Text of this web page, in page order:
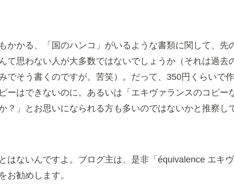
かかる、「国のハンコ」がいるような書類に関して、先
て思わない人が大多数ではないでしょうか（それは過去
でそう書くのですが。苦笑）。だって、350円くらいで
ーはできないのに。あるいは「エキヴァランスのコピー
？」とお思いになられる方も多いのではないかと推察し
はないんですよ。ブログ主は、是非「équivalence エキ
お勧めします。